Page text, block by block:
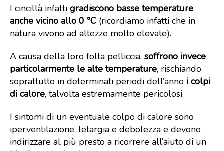
I cincillà infatti gradiscono basse temperature
anche vicino allo 0 °C (ricordiamo infatti che in
natura vivono ad altezze molto elevate).
A causa della loro folta pelliccia, soffrono invece
particolarmente le alte temperature, rischiando
soprattutto in determinati periodi dell’anno i colpi
di calore, talvolta estremamente pericolosi.
I sintomi di un eventuale colpo di calore sono
iperventilazione, letargia e debolezza e devono
indirizzare al più presto a ricorrere all’aiuto di un